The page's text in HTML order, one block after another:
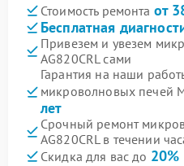
Стоимость ремонта от
Бесплатная
Привезем и увезем
AG820CRL сами
Гарантия на наши
микроволновых печей
лет
Срочный ремонт
AG820CRL в течении
Скидка для вас до 20%